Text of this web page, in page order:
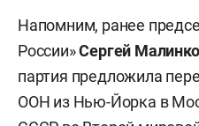
Напомним, ранее
России»Сергей
партия предложила
ООН из Нью-Йорка в